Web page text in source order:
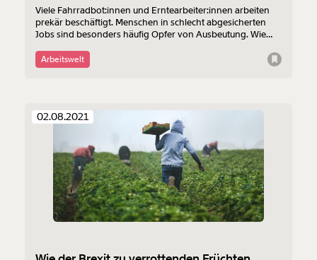
Viele Fahrradbot:innen und Erntearbeiter:innen arbeiten
prekär beschäftigt. Menschen in schlecht abgesicherten
Jobs sind besonders häufig Opfer von Ausbeutung. Wie
Arbeitswelt
02.08.2021